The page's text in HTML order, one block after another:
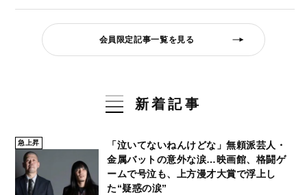
会員限定記事一覧を見る
新着記事
急上昇
「泣いてないねんけどな」無頼派芸人・
金属バットの意外な涙…映画館、格闘ゲ
ームで号泣も、上方漫才大賞で浮上し
た“疑惑の涙”